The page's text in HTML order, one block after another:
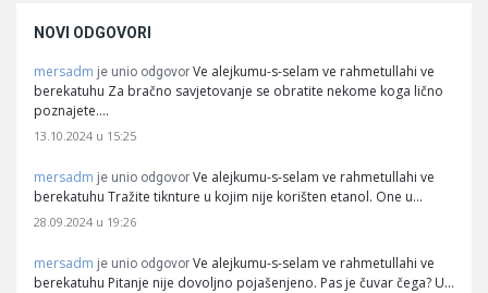
NOVI ODGOVORI
mersadm je unio odgovor Ve alejkumu-s-selam ve rahmetullahi ve
berekatuhu Za bračno savjetovanje se obratite nekome koga lično
poznajete.…
13.10.2024 u 15:25
mersadm je unio odgovor Ve alejkumu-s-selam ve rahmetullahi ve
berekatuhu Tražite tiknture u kojim nije korišten etanol. One u…
28.09.2024 u 19:26
mersadm je unio odgovor Ve alejkumu-s-selam ve rahmetullahi ve
berekatuhu Pitanje nije dovoljno pojašenjeno. Pas je čuvar čega? U…